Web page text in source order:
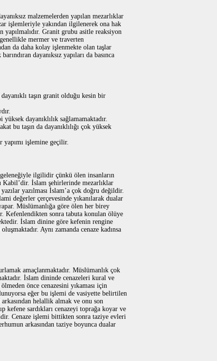
malzemelerden yapılan mezarlıklar
işlemleriyle yakından ilgilenerek ona hak
Granit grubu asitle reaksiyon
genellikle mermer ve traverten
da daha kolay işlenmekte olan taşlar
dayanıksız yapıları da basınca
taşın granit olduğu kesin bir
dayanıklılık sağlamamaktadır.
bu taşın da dayanıklılığı çok yüksek
yapımı işlemine geçilir.
geleneğiyle ilgilidir çünkü ölen insanların
Kabil’dir. İslam şehirlerinde mezarlıklar
yazılar yazılması İslam’a çok doğru değildir.
değerler çerçevesinde yıkanılarak dualar
Müslümanlığa göre ölen her birey
Kefenlendikten sonra tabuta konulan ölüye
İslam dinine göre kefenin rengine
Aynı zamanda cenaze kadınsa
amaçlanmaktadır. Müslümanlık çok
İslam dininde cenazeleri kural ve
önce cenazesini yıkaması için
eğer bu işlemi de vasiyette belirtilen
helallik almak ve onu son
kefene sardıkları cenazeyi toprağa koyar ve
Cenaze işlemi bittikten sonra taziye evleri
arkasından taziye boyunca dualar